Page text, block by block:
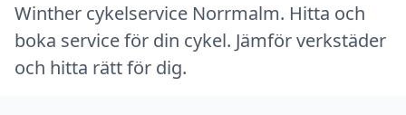
Winther cykelservice Norrmalm. Hitta och
boka service för din cykel. Jämför verkstäder
och hitta rätt för dig.